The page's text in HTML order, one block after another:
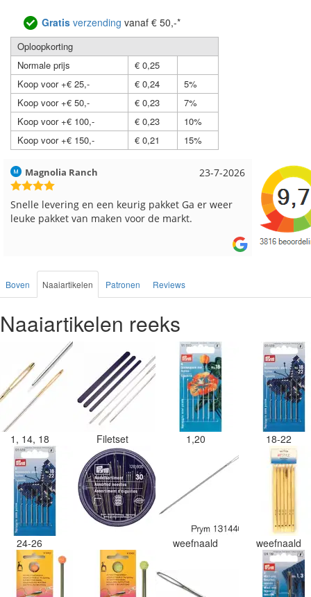
Gratis verzending vanaf € 50,-*
Oploopkorting
Normale prijs
€ 0,25
Koop voor +€ 25,-
€ 0,24
5%
Koop voor +€ 50,-
€ 0,23
7%
Koop voor +€ 100,-
€ 0,23
10%
Koop voor +€ 150,-
€ 0,21 15%
17-7-2026
Hilde uit Loyers
Reeds meerdere keren breigaren en breinaalden
besteld, altijd heel tevreden over de service.
Loes uit
Snelle
Boven Naaiartikelen Patronen Reviews
Naaiartikelen reeks
1, 14, 18 Filetset 1,20 18-22
24-26 weefnaald weefnaald